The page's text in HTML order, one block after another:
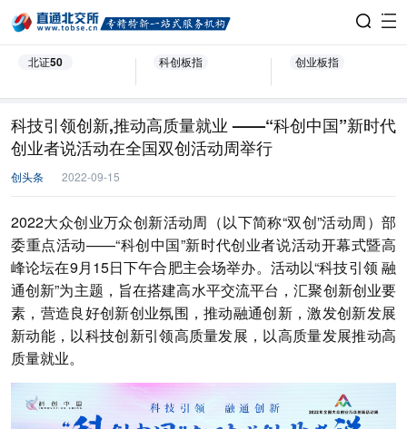
北证50 科创板指 创业板指
科技引领创新,推动高质量就业 ——“科创中国”新时代
创业者说活动在全国双创活动周举行
创头条 2022-09-15
2022大众创业万众创新活动周（以下简称“双创”活动周）部
委重点活动——“科创中国”新时代创业者说活动开幕式暨高
峰论坛在9月15日下午合肥主会场举办。活动以“科技引领 融
通创新”为主题，旨在搭建高水平交流平台，汇聚创新创业要
素，营造良好创新创业氛围，推动融通创新，激发创新发展
新动能，以科技创新引领高质量发展，以高质量发展推动高
质量就业。